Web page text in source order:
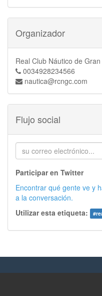
Organizador
Real Club Náutico de
0034928234566
nautica@rcngc.com
Flujo social
Participar en Twitter
Encontrar qué gente ve y
a la conversación.
Utilizar esta etiqueta:
#